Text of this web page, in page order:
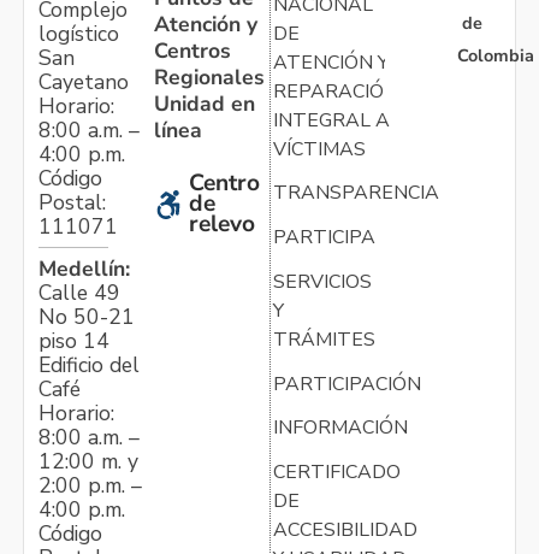
Complejo
logístico
San
Cayetano
Horario:
8:00 a.m. –
4:00 p.m.
Código
Postal:
111071
Medellín:
Calle 49
No 50-21
piso 14
Edificio del
Café
Horario:
8:00 a.m. –
12:00 m. y
2:00 p.m. –
4:00 p.m.
Código
Atención y
Centros
Regionales
Unidad en
línea
Centro
de
relevo
DE
ATENCIÓN Y
REPARACIÓN
INTEGRAL A
VÍCTIMAS
TRANSPARENCIA
PARTICIPA
SERVICIOS
Y
TRÁMITES
PARTICIPACIÓN
INFORMACIÓN
CERTIFICADO
DE
ACCESIBILIDAD
de
Colombia